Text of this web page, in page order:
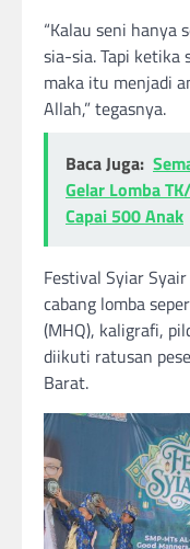
“Kalau seni hanya
sia-sia. Tapi ketika
maka itu menjadi
Allah,” tegasnya.
Baca Juga:
Gelar Lomba
Capai 500 Anak
Festival Syiar
cabang lomba
(MHQ), kaligrafi,
diikuti ratusan
Barat.